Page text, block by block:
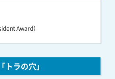
Award）
ラの穴」